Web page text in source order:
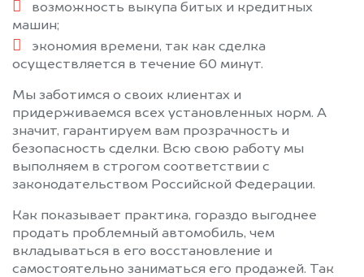
возможность выкупа битых и кредитных
машин;
экономия времени, так как сделка
осуществляется в течение 60 минут.
Мы заботимся о своих клиентах и
придерживаемся всех установленных норм. А
значит, гарантируем вам прозрачность и
безопасность сделки. Всю свою работу мы
выполняем в строгом соответствии с
законодательством Российской Федерации.
Как показывает практика, гораздо выгоднее
продать проблемный автомобиль, чем
вкладываться в его восстановление и
самостоятельно заниматься его продажей. Так